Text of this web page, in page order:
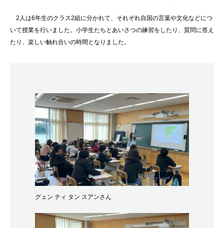
2人は6年生のクラス2組に分かれて、それぞれ自国の言葉や文化などにつ
いて授業を行いました。小学生たちとあいさつの練習をしたり、質問に答え
たり、楽しい触れ合いの時間となりました。
グェン ティ タン スアンさん